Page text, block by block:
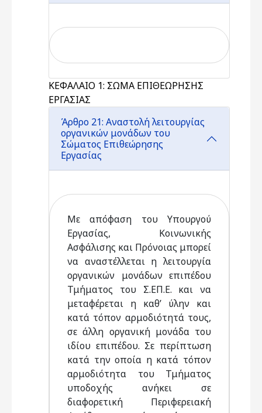
ΚΕΦΑΛΑΙΟ 1: ΣΩΜΑ ΕΠΙΘΕΩΡΗΣΗΣ
ΕΡΓΑΣΙΑΣ
Άρθρο 21: Αναστολή λειτουργίας
οργανικών μονάδων του
Σώματος Επιθεώρησης
Εργασίας
Με απόφαση του Υπουργού
Εργασίας, Κοινωνικής
Ασφάλισης και Πρόνοιας μπορεί
να αναστέλλεται η λειτουργία
οργανικών μονάδων επιπέδου
Τμήματος του Σ.ΕΠ.Ε. και να
μεταφέρεται η καθ’ ύλην και
κατά τόπον αρμοδιότητά τους,
σε άλλη οργανική μονάδα του
ιδίου επιπέδου. Σε περίπτωση
κατά την οποία η κατά τόπον
αρμοδιότητα του Τμήματος
υποδοχής ανήκει σε
διαφορετική Περιφερειακή